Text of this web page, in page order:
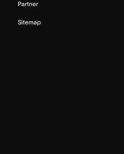
Partner
Sitemap